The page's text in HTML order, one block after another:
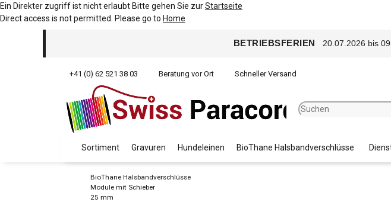
Ein Direkter zugriff ist nicht erlaubt Bitte gehen Sie zurStartseite
Direct access is not permitted. Please go to Home
BETRIEBSFERIEN 20.07.2026 bis
+41 (0) 62 521 38 03 Beratung vor Ort Schneller Versand
Sortiment Gravuren Hundeleinen BioThane Halsbandverschlüsse
BioThane Halsbandverschlüsse
Module mit Schieber
25 mm